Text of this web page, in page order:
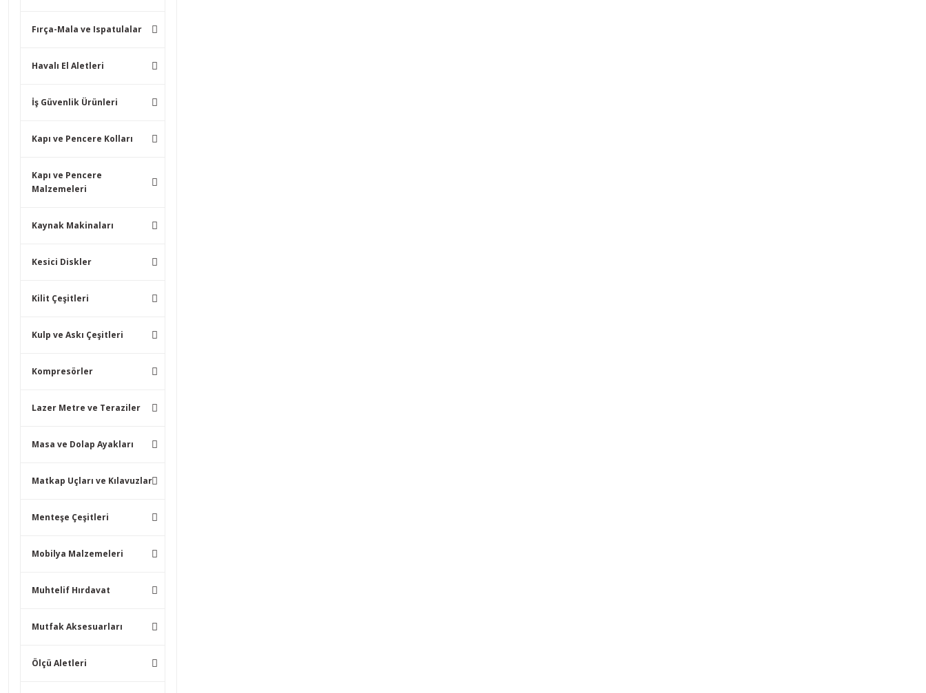
Fırça-Mala ve Ispatulalar
Havalı El Aletleri
İş Güvenlik Ürünleri
Kapı ve Pencere Kolları
Kapı ve Pencere
Malzemeleri
Kaynak Makinaları
Kesici Diskler
Kilit Çeşitleri
Kulp ve Askı Çeşitleri
Kompresörler
Lazer Metre ve Teraziler
Masa ve Dolap Ayakları
Matkap Uçları ve Kılavuzlar
Menteşe Çeşitleri
Mobilya Malzemeleri
Muhtelif Hırdavat
Mutfak Aksesuarları
Ölçü Aletleri